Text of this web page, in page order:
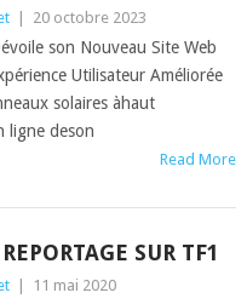
20 octobre 2023
son Nouveau Site Web
Utilisateur Améliorée
solaires àhaut
ligne deson
Read More
SUR TF1
11 mai 2020